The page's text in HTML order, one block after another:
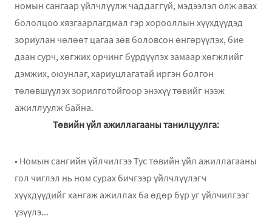
номын сангаар үйлчлүүлж чаддаггүй, мэдээлэл олж авах
бололцоо хязгаарлагдмал гэр хорооллын хүүхдүүдэд
зориулан чөлөөт цагаа зөв боловсон өнгөрүүлэх, бие
даан сурч, хөгжих орчинг бүрдүүлэх замаар хөгжлийг
дэмжих, оюунлаг, хариуцлагатай иргэн болгон
төлөвшүүлэх зорилготойгоор энэхүү төвийг нээж
ажиллуулж байна.
Төвийн үйл ажиллагааны танилцуулга:
• Номын сангийн үйлчилгээ Тус төвийн үйл ажиллагааны
гол чиглэл нь ном сурах бичгээр үйлчлүүлэгч
хүүхдүүдийг хангаж ажиллах ба өдөр бүр уг үйлчилгээг
үзүүлэ...